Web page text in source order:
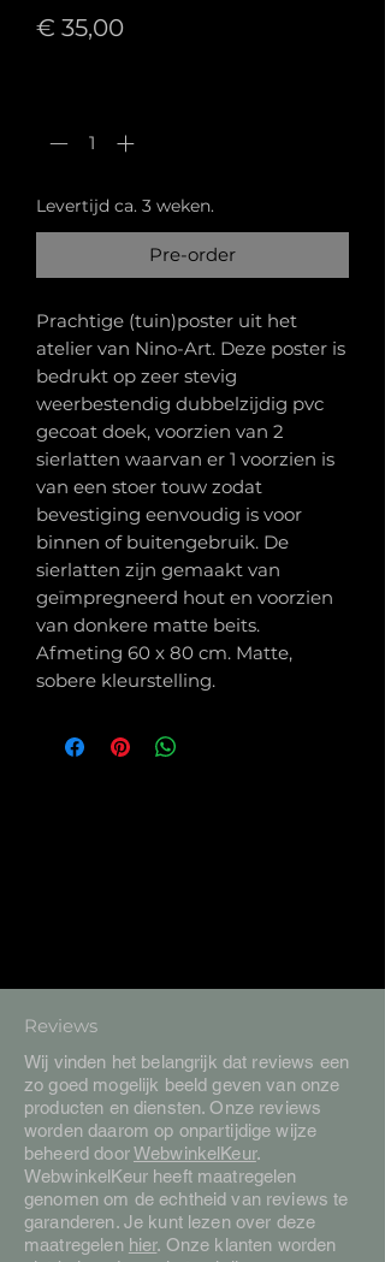
€ 35,00Prijs
Levertijd ca. 3 weken.
Pre-order
Prachtige (tuin)poster uit het
atelier van Nino-Art. Deze poster is
bedrukt op zeer stevig
weerbestendig dubbelzijdig pvc
gecoat doek, voorzien van 2
sierlatten waarvan er 1 voorzien is
van een stoer touw zodat
bevestiging eenvoudig is voor
binnen of buitengebruik. De
sierlatten zijn gemaakt van
geïmpregneerd hout en voorzien
van donkere matte beits.
Afmeting 60 x 80 cm. Matte,
sobere kleurstelling.
Reviews
Wij vinden het belangrijk dat reviews een
zo goed mogelijk beeld geven van onze
producten en diensten. Onze reviews
worden daarom op onpartijdige wijze
beheerd doorWebwinkelKeur.
WebwinkelKeur heeft maatregelen
genomen om de echtheid van reviews te
garanderen. Je kunt lezen over deze
maatregelen hier. Onze klanten worden